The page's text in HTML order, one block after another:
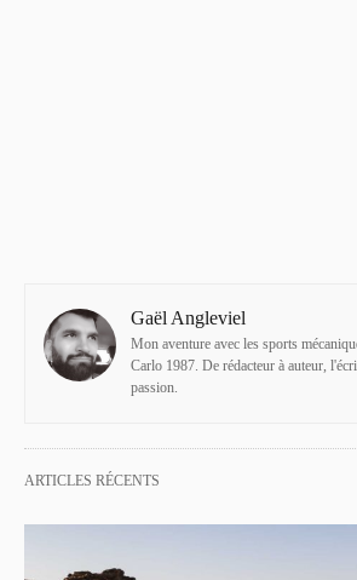
Gaël Angleviel
Mon aventure avec les sports
Carlo 1987. De rédacteur à auteur,
passion.
ARTICLES RÉCENTS